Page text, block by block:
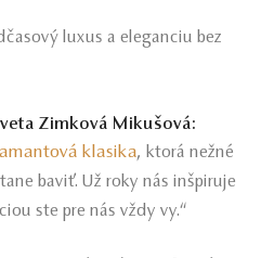
luxus a eleganciu bez
Zimková Mikušová:
klasika, ktorá nežné
baviť. Už roky nás inšpiruje
ste pre nás vždy vy.“